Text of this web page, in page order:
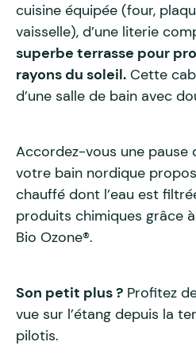
cuisine équipée (four,
vaisselle), d’une literie
superbe terrasse pour
rayons du soleil. Cette
d’une salle de bain avec
Accordez-vous une pause
votre bain nordique
chauffé dont l’eau est
produits chimiques grâce
Bio Ozone®.
Son petit plus ? Profitez
vue sur l’étang depuis la
pilotis.